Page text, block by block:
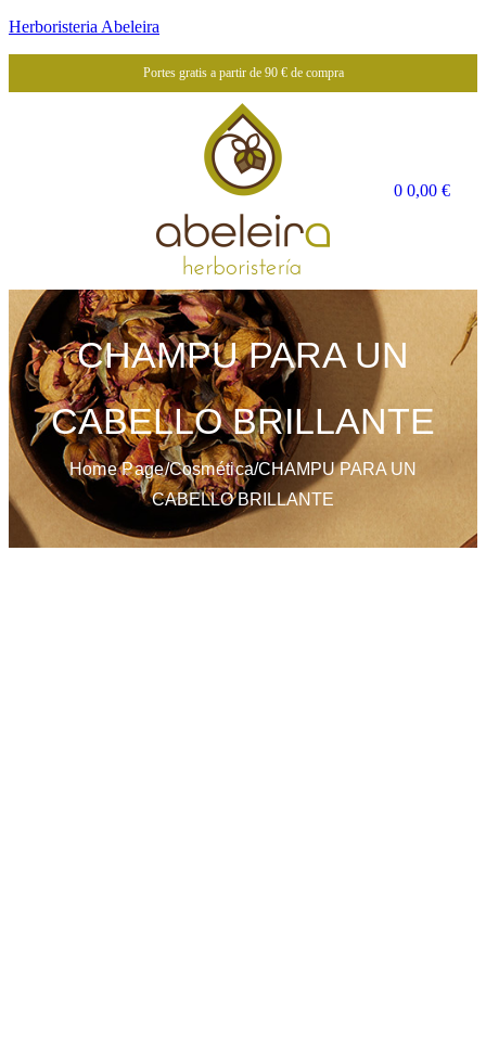
Herboristeria Abeleira
Portes gratis a partir de 90 € de compra
0 0,00 €
CHAMPU PARA UN
CABELLO BRILLANTE
Home Page/Cosmética/CHAMPU PARA UN
CABELLO BRILLANTE